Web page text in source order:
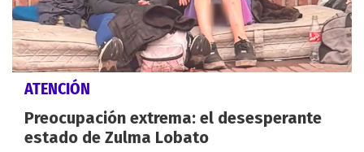
ATENCIÓN
Preocupación extrema: el desesperante
estado de Zulma Lobato